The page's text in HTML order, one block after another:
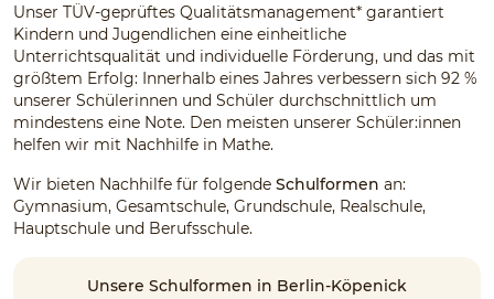
Unser TÜV-geprüftes Qualitätsmanagement* garantiert
Kindern und Jugendlichen eine einheitliche
Unterrichtsqualität und individuelle Förderung, und das mit
größtem Erfolg: Innerhalb eines Jahres verbessern sich 92 %
unserer Schülerinnen und Schüler durchschnittlich um
mindestens eine Note. Den meisten unserer Schüler:innen
helfen wir mit Nachhilfe in Mathe.
Wir bieten Nachhilfe für folgende Schulformen an:
Gymnasium, Gesamtschule, Grundschule, Realschule,
Hauptschule und Berufsschule.
Unsere Schulformen in Berlin-Köpenick